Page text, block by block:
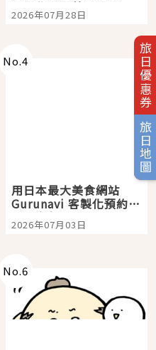
旅日優惠券
旅日地圖
影視作品推薦
2026年07月28日
No.4
用日本最大美食網站
Gurunavi 客製化預約九
大都市餐廳，打造專屬
美食體驗！
2026年07月03日
No.6